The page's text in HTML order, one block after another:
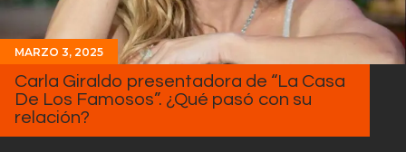
Programas
Noticias
Equipo
Sobre Nosotros
Contactos
MARZO 3, 2025
Carla Giraldo presentadora de “La Casa
De Los Famosos”. ¿Qué pasó con su
relación?